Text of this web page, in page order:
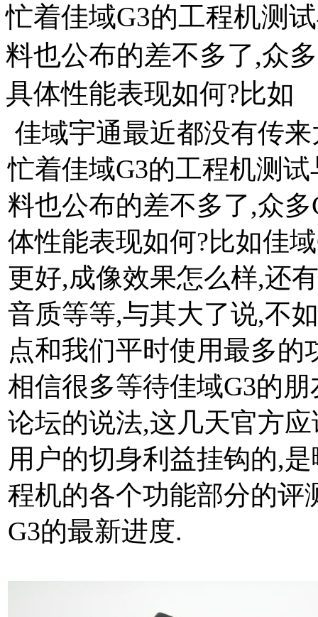
忙着佳域G3的工程机测
料也公布的差不多了,众
具体性能表现如何?比如
佳域宇通最近都没有传
忙着佳域G3的工程机测
料也公布的差不多了,众
体性能表现如何?比如佳
更好,成像效果怎么样,还
音质等等,与其大了说,不
点和我们平时使用最多的
相信很多等待佳域G3的
论坛的说法,这几天官方
用户的切身利益挂钩的,
程机的各个功能部分的评
G3的最新进度.